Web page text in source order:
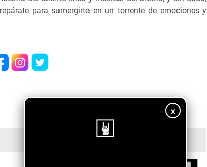
×
para sumergirte en un torrente de emociones y